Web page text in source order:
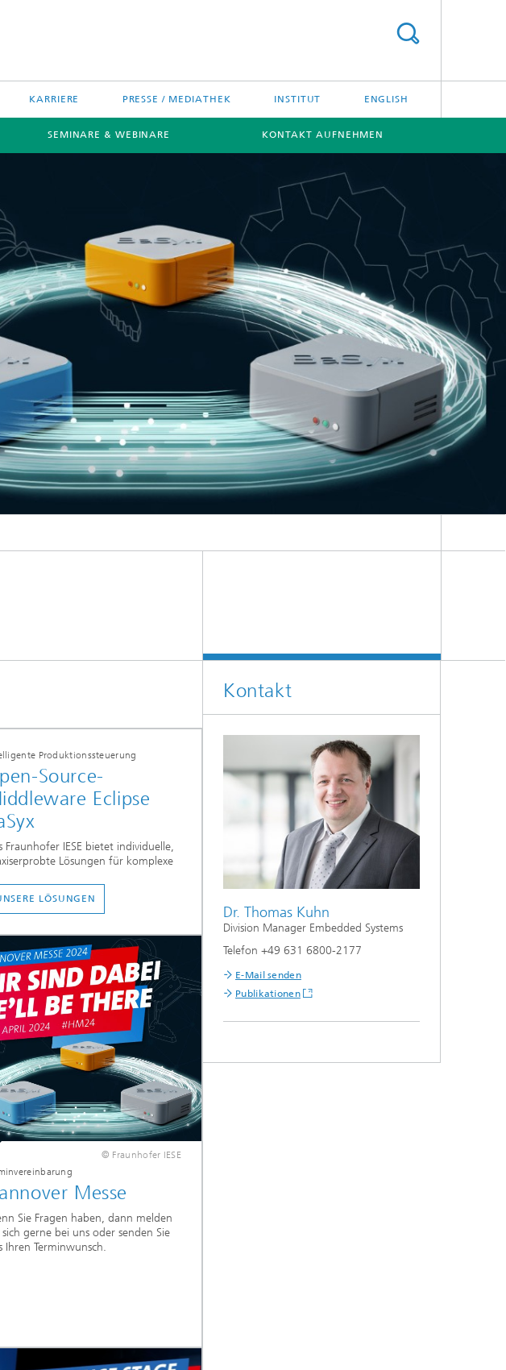
KARRIERE PRESSE / MEDIATHEK INSTITUT ENGLISH
SEMINARE & WEBINARE KONTAKT AUFNEHMEN
Produktionssteuerung
Source-
Eclipse
Fraunhofer IESE bietet individuelle,
Lösungen für komplexe
LÖSUNGEN
© Fraunhofer IESE
Messe
Sie Fragen haben, dann melden
sich gerne bei uns oder senden Sie
Ihren Terminwunsch.
Kontakt
Dr. Thomas Kuhn
Division Manager Embedded Systems
Telefon +49 631 6800-2177
E-Mail senden
Publikationen